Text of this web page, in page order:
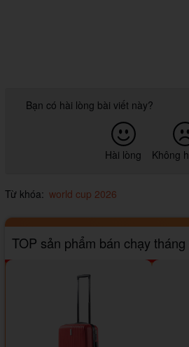
Bạn có hài lòng bài viết này?
Hài lòng Không
Từ khóa: world cup 2026
TOP sản phẩm bán chạy